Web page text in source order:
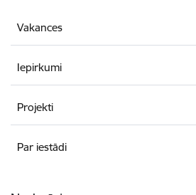
Vakances
Iepirkumi
Projekti
Par iestādi